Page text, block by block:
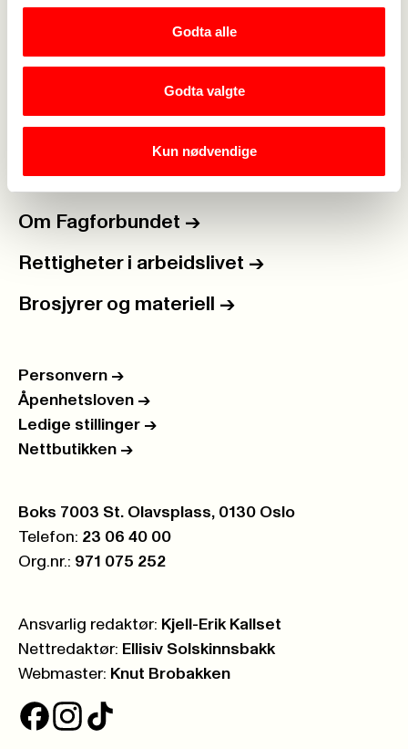
Godta alle
Godta valgte
Kun nødvendige
Lønn og tariff ->
Kalender ->
Om Fagforbundet ->
Rettigheter i arbeidslivet ->
Brosjyrer og materiell ->
Personvern ->
Åpenhetsloven ->
Ledige stillinger ->
Nettbutikken ->
Postboks:
Boks 7003 St. Olavsplass, 0130 Oslo
Telefon: 23 06 40 00
Org.nr.: 971 075 252
Ansvarlig redaktør: Kjell-Erik Kallset
Nettredaktør: Ellisiv Solskinnsbakk
Webmaster: Knut Brobakken